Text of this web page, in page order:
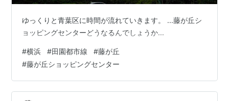
ゆっくりと青葉区に時間が流れていきます。 ...藤が丘シ
ョッピングセンターどうなるんでしょうか...
#横浜 #田園都市線 #藤が丘
#藤が丘ショッピングセンター